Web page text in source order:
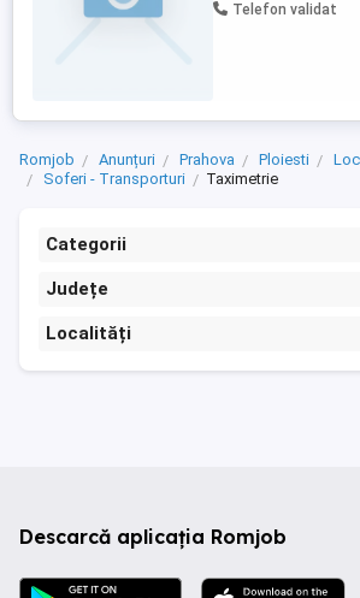
Telefon validat
Romjob Anunțuri Prahova Ploiesti
Soferi - Transporturi
Taximetrie
Categorii
Județe
Localități
Descarcă aplicația Romjob